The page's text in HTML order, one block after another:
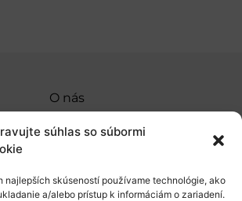
súhlas so súbormi
najlepších skúseností používame technológie, ako
a/alebo prístup k informáciám o zariadení.
O nás
Naše služby
a podpora
Stáže a pobyty